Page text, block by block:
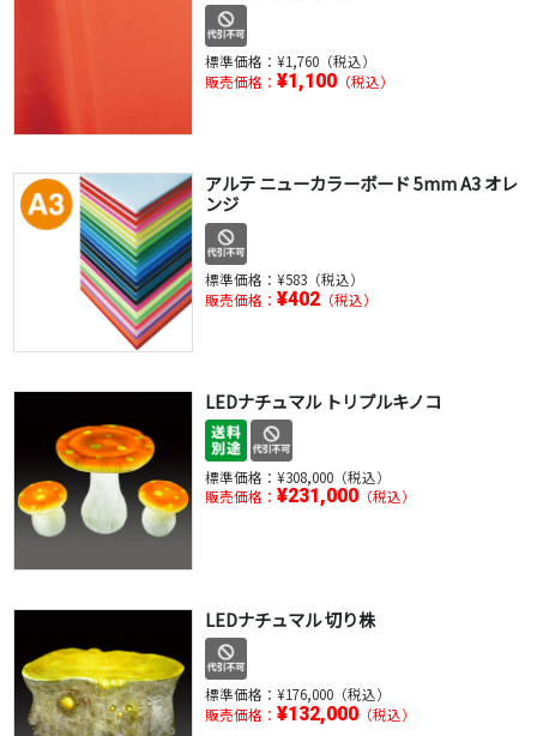
標準価格： ¥1,760（税込）
販売価格： ¥1,100（税込）
アルテ ニューカラーボード 5mm A3 オレ
ンジ
標準価格： ¥583（税込）
販売価格： ¥402（税込）
LEDナチュマル トリプルキノコ
標準価格： ¥308,000（税込）
販売価格： ¥231,000（税込）
LEDナチュマル 切り株
標準価格： ¥176,000（税込）
販売価格： ¥132,000（税込）